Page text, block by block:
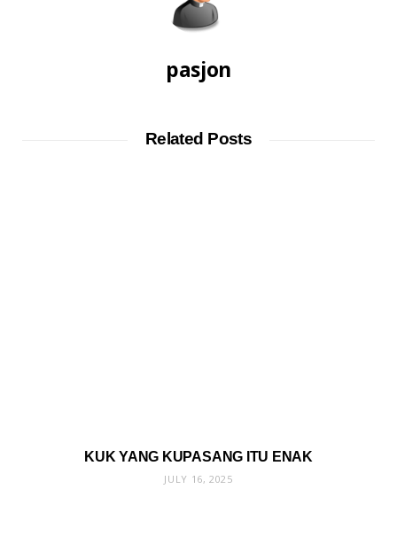
pasjon
Related Posts
KUK YANG KUPASANG ITU ENAK
JULY 16, 2025